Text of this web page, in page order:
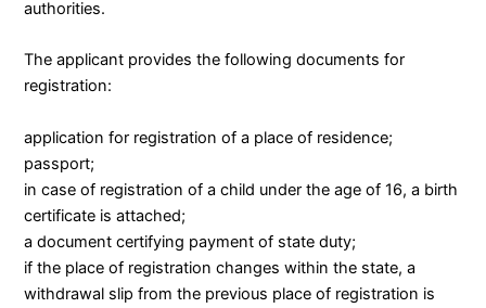
authorities.
The applicant provides the following documents for
registration:
application for registration of a place of residence;
passport;
in case of registration of a child under the age of 16, a birth
certificate is attached;
a document certifying payment of state duty;
if the place of registration changes within the state, a
withdrawal slip from the previous place of registration is